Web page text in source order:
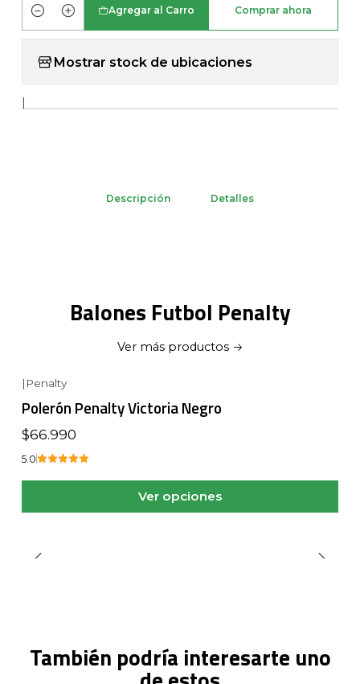
Cantidad
Agregar al Carro Comprar ahora
Mostrar stock de ubicaciones
|
Descripción Detalles
Balones Futbol Penalty
Ver más productos
| Penalty
Polerón Penalty Victoria Negro
$66.990
5.0
Ver opciones
También podría interesarte uno